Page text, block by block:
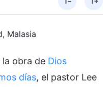
Malasia
la obra de Dios
días, el pastor Lee